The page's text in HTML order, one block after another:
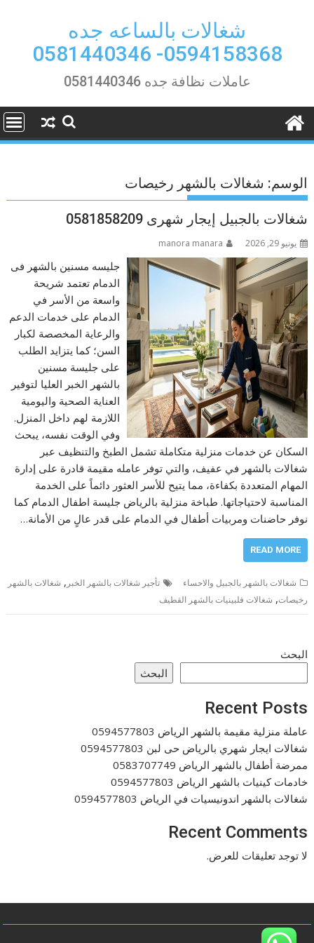
شغالات بالساعه جده
0594158368- 0581440346
عاملات نظافة جده 0581440346
الوسم: شغالات بالشهر رخيصات
شغالات بالجبيل إيجار شهرى 0581858209
يونيو 29, 2026 manora manara
جليسه مسنين بالشهر فى
الدمام تعتمد شريحة
واسعة من الأسر في
الدمام على خدمات الدعم
والرعاية المخصصة لكبار
السن؛ كما يتزايد الطلب
على جليسة مسنين
بالشهر الخبر العليا لتوفير
العناية الصحية واليومية
اللازمة لهم داخل المنزل.
وفي الوقت نفسه، يبحث
السكان عن خدمات منزلية متكاملة تشمل الطبخ والتنظيف عبر
شغالات بالشهر في عفيف، والتي توفر عامله مقيمة قادرة على إدارة
المهام المتعددة بكفاءة، مما يتيح للأسر العثور دائماً على الخدمة
المناسبة لاحتياجاتها. طباخة منزلية بالرياض جليسة اطفال الدمام كما
نوفر حاضنات ومربيات أطفال في الدمام على قدر عالٍ من الأمانة…
READ MORE
شغالات بالشهر بالجبيل والاحساء تأجير شغالات بالشهر الخبر , شغالات بالشهر
رخيصات, شغالات فلبينيات بالشهر القطيف
البحث
البحث
Recent Posts
عاملة منزلية مقيمة بالشهر الرياض 0594577803
شغالات ايجار شهري بالرياض حى لبن 0594577803
ممرضة أطفال بالشهر الرياض 0583707749
خادمات كينيات بالشهر الرياض 0594577803
شغالات بالشهر اندونيسيات في الرياض 0594577803
Recent Comments
لا توجد تعليقات للعرض.